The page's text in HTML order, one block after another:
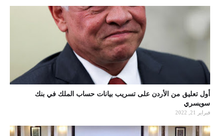
أول تعليق من الأردن على تسريب بيانات حساب الملك في بنك
سويسري
فبراير 21, 2022